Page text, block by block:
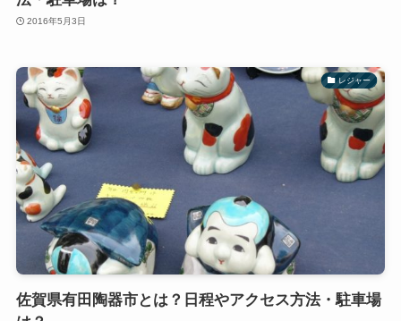
2016年5月3日
レジャー
佐賀県有田陶器市とは？日程やアクセス方法・駐車場